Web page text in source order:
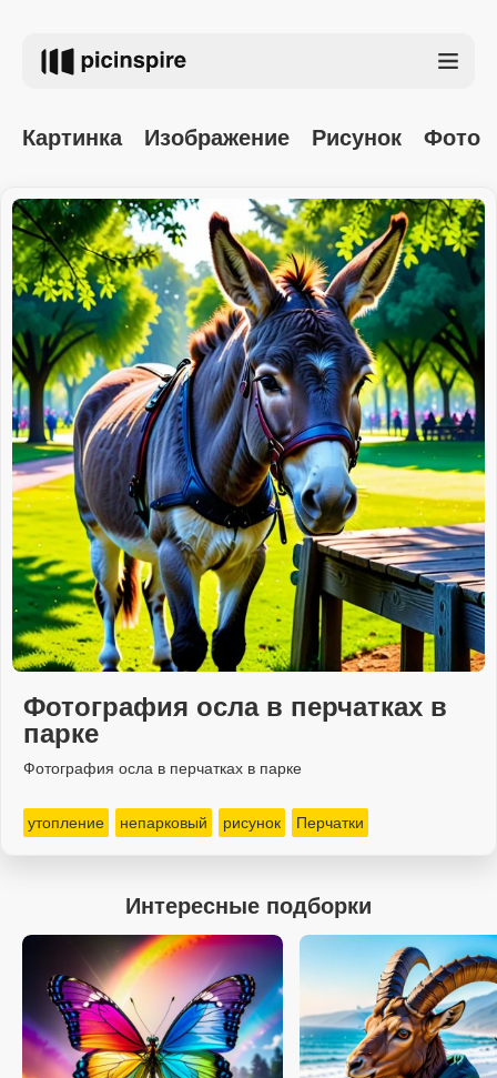
Картинка Изображение Рисунок Фото
Фотография осла в перчатках в
парке
Фотография осла в перчатках в парке
утопление непарковый рисунок Перчатки
Интересные подборки